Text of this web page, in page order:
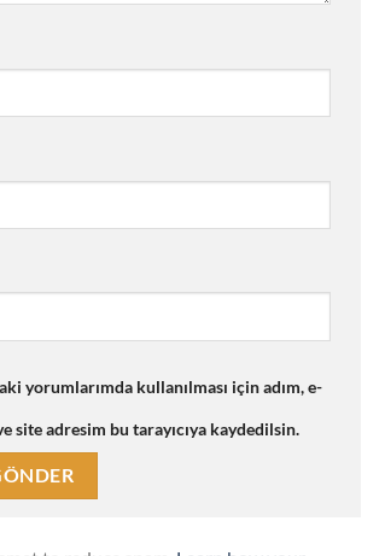
yorumlarımda kullanılması için adım, e-
site adresim bu tarayıcıya kaydedilsin.